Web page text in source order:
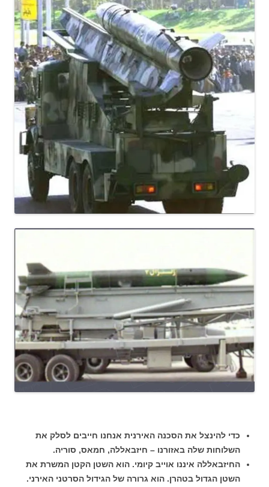
כדי להינצל את הסכנה האירנית אנחנו חייבים לסלק את
השלוחות שלה באזורנו – חיזבאללה, חמאס, סוריה.
החיזבאללה איננו אוייב קיומי. הוא השטן הקטן המשרת את
השטן הגדול בטהרן. הוא גרורה של הגידול הסרטני האירני.